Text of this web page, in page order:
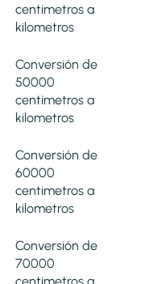
centimetros a
kilometros
Conversión de
50000
centimetros a
kilometros
Conversión de
60000
centimetros a
kilometros
Conversión de
70000
centimetros a